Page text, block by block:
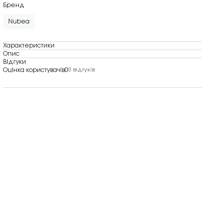
Бренд
Nubea
Характеристики
Опис
Відгуки
Оцінка користувачів00 відгуків